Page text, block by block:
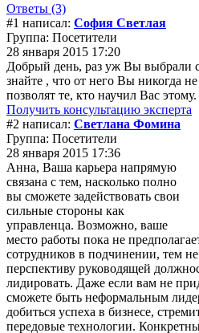
Ответы (3)
#1 написал: София Светлая
Группа: Посетители
28 января 2015 17:20
Добрый день, раз уж Вы выбрали
знайте , что от него Вы никогда
позволят те, кто научил Вас этому.
Получить консультацию эксперта
#2 написал: Светлана Фомина
Группа: Посетители
28 января 2015 17:36
Анна, Ваша карьера напрямую
связана с тем, насколько полно
вы сможете задействовать свои
сильные стороны как
управленца. Возможно, ваше
место работы пока не
сотрудников в подчинении, тем
перспективу руководящей
лидировать. Даже если вам не
сможете быть неформальным
добиться успеха в бизнесе,
передовые технологии.